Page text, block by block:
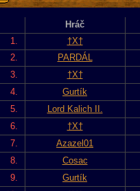
Hráč
1.
†X†
2.
PARDÁL
3.
†X†
4.
Gurtík
5.
Lord Kalich II.
6.
†X†
7.
Azazel01
8.
Cosac
9.
Gurtík